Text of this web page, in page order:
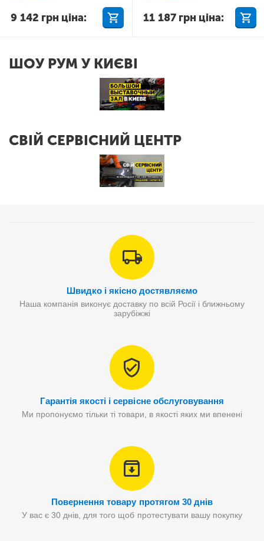
9 142 грн ціна: 11 187 грн ціна:
ШОУ РУМ У КИЄВІ
СВІЙ СЕРВІСНИЙ ЦЕНТР
Швидко і якісно достявляємо
Наша компанія виконує доставку по всій Росії і ближньому
зарубіжжі
Гарантія якості і сервісне обслуговування
Ми пропонуємо тільки ті товари, в якості яких ми впенені
Повернення товару протягом 30 днів
У вас є 30 днів, для того щоб протестувати вашу покупку